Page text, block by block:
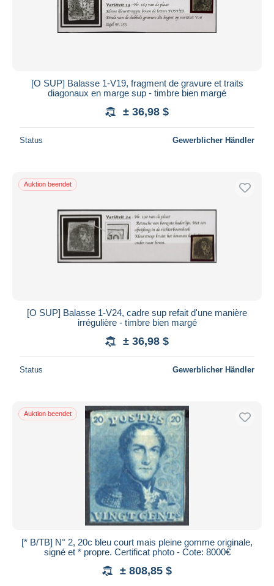
[O SUP] Balasse 1-V19, fragment de gravure et traits
diagonaux en marge sup - timbre bien margé
± 36,98 $
Status Gewerblicher Händler
Auktion beendet
[O SUP] Balasse 1-V24, cadre sup refait d'une manière
irrégulière - timbre bien margé
± 36,98 $
Status Gewerblicher Händler
Auktion beendet
[* B/TB] N° 2, 20c bleu court mais pleine gomme originale,
signé et * propre. Certificat photo - Cote: 8000€
± 808,85 $